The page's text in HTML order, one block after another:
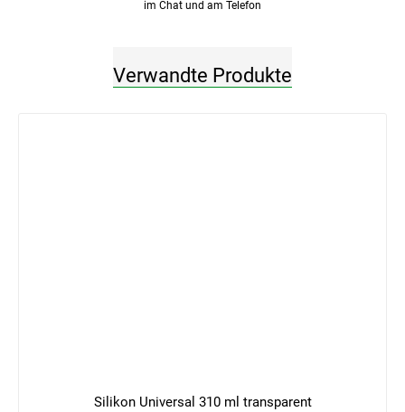
im Chat und am Telefon
Verwandte Produkte
Silikon Universal 310 ml transparent